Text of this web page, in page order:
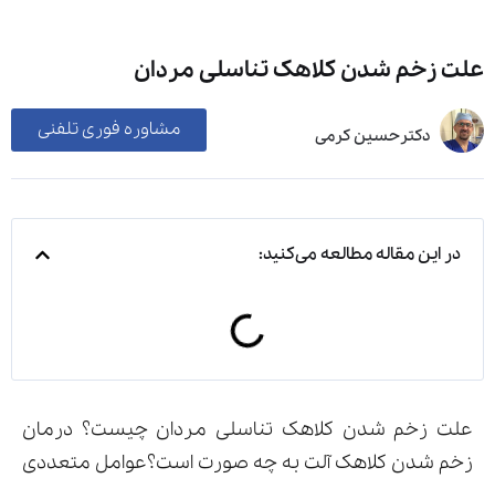
علت زخم شدن کلاهک تناسلی مردان
دکترحسین کرمی مشاوره فوری تلفنی
در این مقاله مطالعه می‌کنید:
علت زخم شدن کلاهک تناسلی مردان چیست؟ درمان
زخم شدن کلاهک آلت به چه صورت است؟عوامل متعددی